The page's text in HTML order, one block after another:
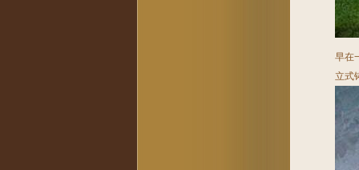
早在
立式